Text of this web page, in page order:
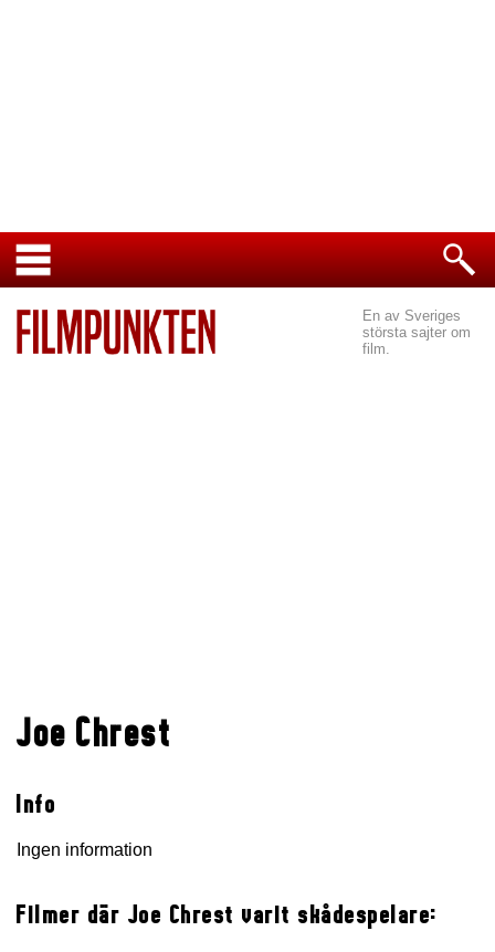
En av Sveriges
största sajter om
film.
Joe Chrest
Info
Ingen information
Filmer där Joe Chrest varit skådespelare: